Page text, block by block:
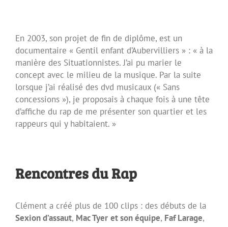
En 2003, son projet de fin de diplôme, est un
documentaire « Gentil enfant d’Aubervilliers » : « à la
manière des Situationnistes. J’ai pu marier le
concept avec le milieu de la musique. Par la suite
lorsque j’ai réalisé des dvd musicaux (« Sans
concessions »), je proposais à chaque fois à une tête
d’affiche du rap de me présenter son quartier et les
rappeurs qui y habitaient. »
Rencontres du Rap
Clément a créé plus de 100 clips : des débuts de la
Sexion d’assaut, Mac Tyer et son équipe, Faf Larage,